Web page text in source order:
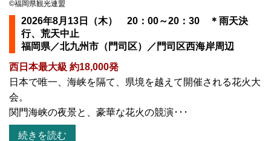
©福岡県観光連盟
2026年8月13日（木） 20：00～20：30 ＊雨天決
行、荒天中止
福岡県／北九州市（門司区）／門司区西海岸周辺
西日本最大級 約18,000発
日本で唯一、海峡を隔て、県境を越えて開催される花火大
会。
関門海峡の夜景と、豪華な花火の競演･･･
続きを読む